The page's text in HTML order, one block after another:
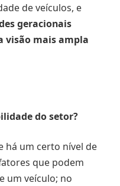
de veículos, e
geracionais
visão mais ampla
do setor?
há um certo nível de
que podem
um veículo; no